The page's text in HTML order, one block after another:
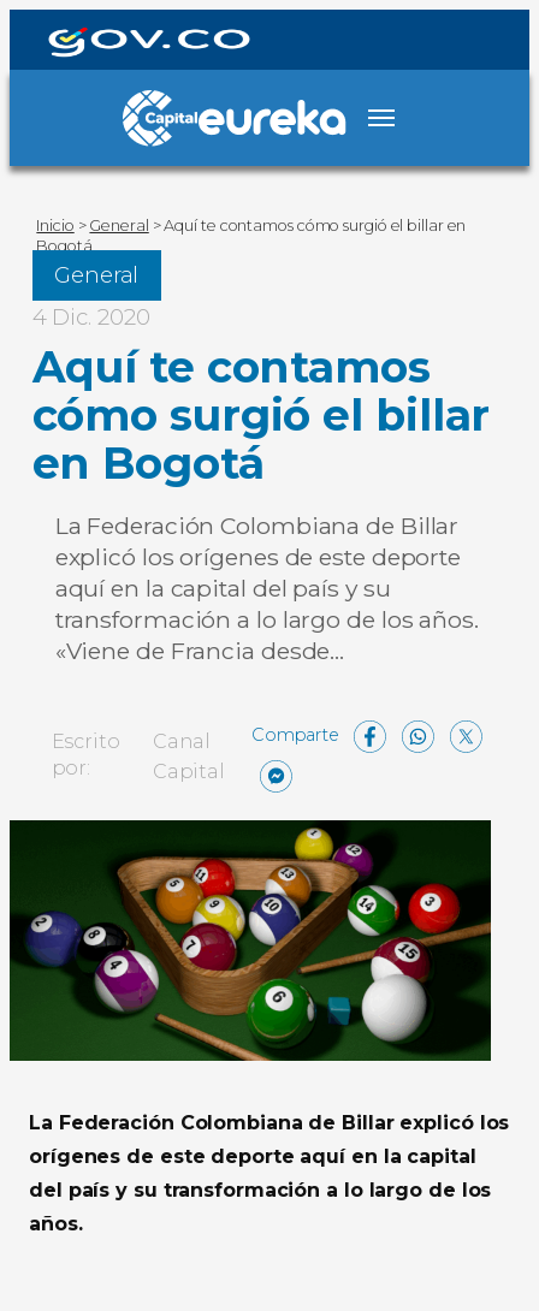
Inicio > General >Aquí te contamos cómo surgió el billar en
Bogotá
General
4 Dic. 2020
Aquí te contamos
cómo surgió el billar
en Bogotá
La Federación Colombiana de Billar
explicó los orígenes de este deporte
aquí en la capital del país y su
transformación a lo largo de los años.
«Viene de Francia desde…
Escrito
por:
Canal
Capital
La Federación Colombiana de Billar explicó los
orígenes de este deporte aquí en la capital
del país y su transformación a lo largo de los
años.